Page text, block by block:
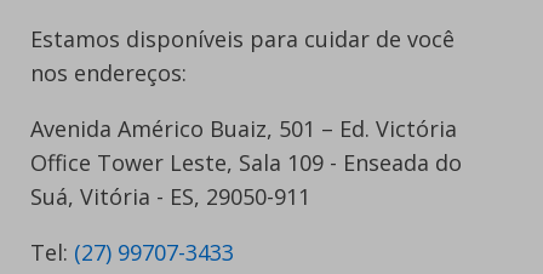
Estamos disponíveis para cuidar de você
nos endereços:
Avenida Américo Buaiz, 501 – Ed. Victória
Office Tower Leste, Sala 109 - Enseada do
Suá, Vitória - ES, 29050-911
Tel: (27) 99707-3433